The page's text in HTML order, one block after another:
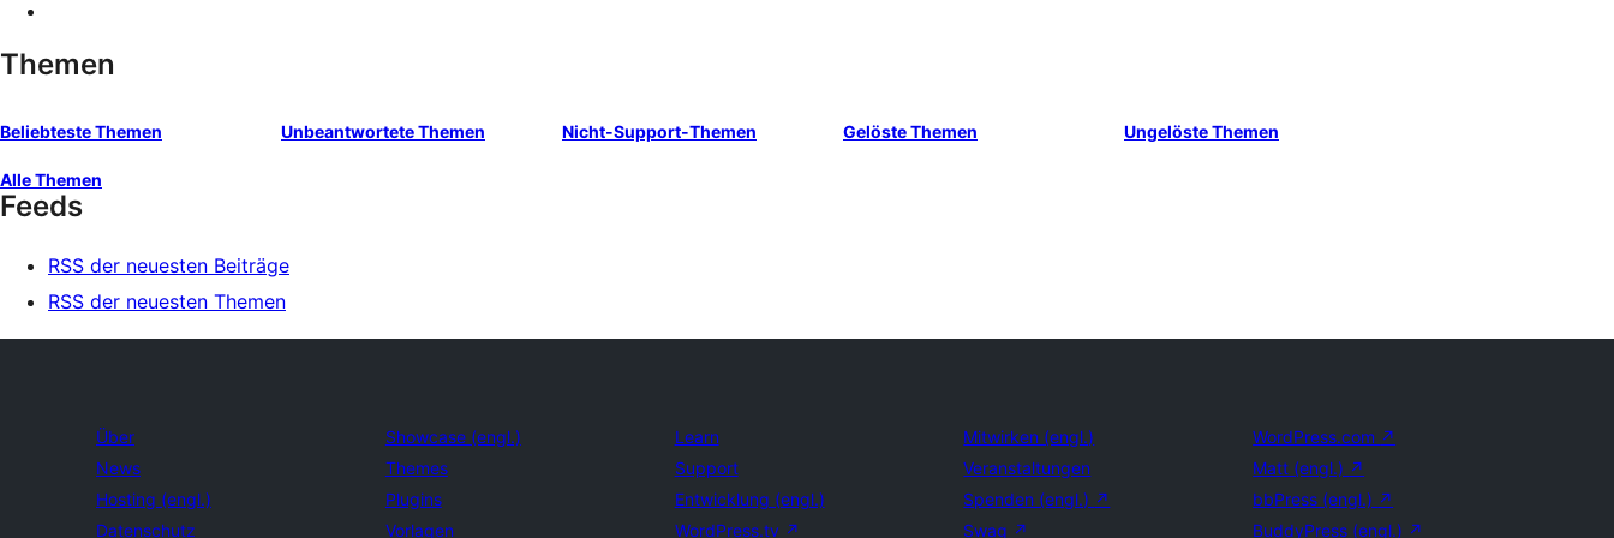
Themen
Beliebteste Themen Unbeantwortete Themen Nicht-Support-Themen Gelöste Themen Ungelöste Themen
Alle Themen
Feeds
RSS der neuesten Beiträge
RSS der neuesten Themen
Über
News
Hosting (engl.)
Datenschutz
Showcase (engl.)
Themes
Plugins
Vorlagen
Learn
Support
Entwicklung (engl.)
WordPress.tv ↗
Mitwirken (engl.)
Veranstaltungen
Spenden (engl.) ↗
Swag ↗
WordPress.com ↗
Matt (engl.) ↗
bbPress (engl.) ↗
BuddyPress (engl.) ↗